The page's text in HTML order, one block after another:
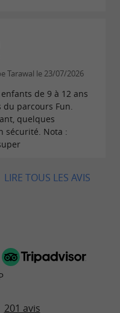
partez à la
autour du
découvrir la forêt,
et partager
air.
privatiser le parc.
au 05.31.60.03.07
Pour vous y
sur le parking de
Tarawal le 23/07/2026
de 9 à 12 ans
du parcours Fun.
quelques
sécurité. Nota :
LIRE TOUS LES AVIS
201 avis